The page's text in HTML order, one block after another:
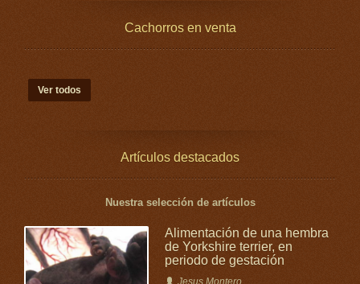
Cachorros en venta
Ver todos
Artículos destacados
Nuestra selección de artículos
Alimentación de una hembra
de Yorkshire terrier, en
periodo de gestación
Jesus Montero